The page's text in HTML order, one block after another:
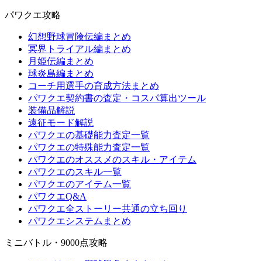
パワクエ攻略
幻想野球冒険伝編まとめ
冥界トライアル編まとめ
月姫伝編まとめ
球炎島編まとめ
コーチ用選手の育成方法まとめ
パワクエ契約書の査定・コスパ算出ツール
装備品解説
遠征モード解説
パワクエの基礎能力査定一覧
パワクエの特殊能力査定一覧
パワクエのオススメのスキル・アイテム
パワクエのスキル一覧
パワクエのアイテム一覧
パワクエQ&A
パワクエ全ストーリー共通の立ち回り
パワクエシステムまとめ
ミニバトル・9000点攻略